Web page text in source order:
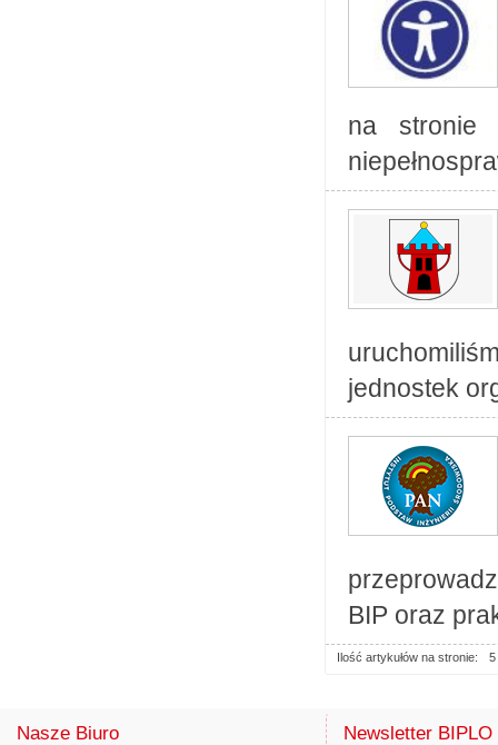
na stronie
jednostek
BIP oraz
Ilość artykułów na stronie: 5
Nasze Biuro Newsletter BIPLO